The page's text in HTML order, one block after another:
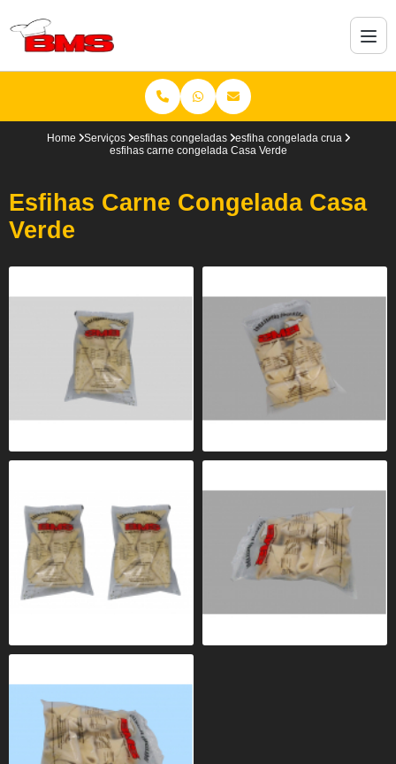
Home Serviços esfihas congeladas
esfiha congelada crua
esfihas carne congelada Casa Verde
Esfihas Carne Congelada Casa
Verde